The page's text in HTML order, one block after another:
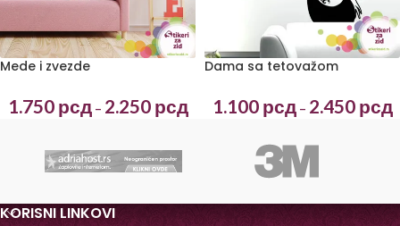
Mede i zvezde
1.750 рсд – 2.250 рсд
Dama sa tetovažom
1.100 рсд – 2.450 рсд
KORISNI LINKOVI